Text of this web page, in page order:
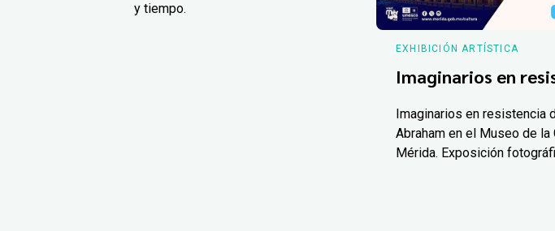
y tiempo.
EXHIBICIÓN ARTÍSTICA
Imaginarios en
Imaginarios en resistencia
Abraham en el Museo de la
Mérida. Exposición